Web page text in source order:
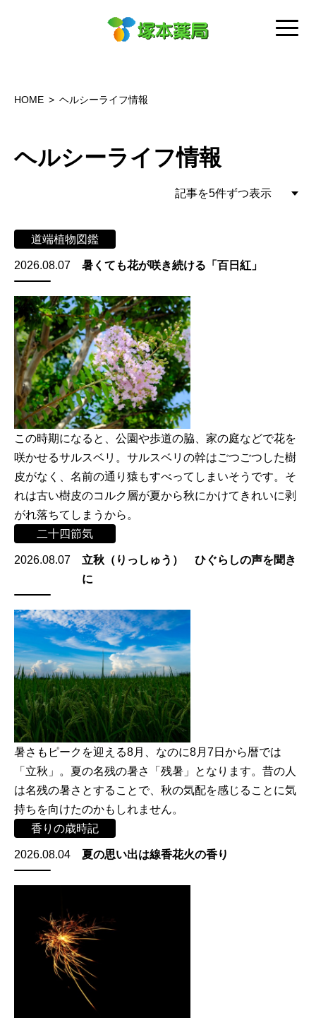
HOME ヘルシーライフ情報
ヘルシーライフ情報
道端植物図鑑
2026.08.07 暑くても花が咲き続ける「百日紅」
この時期になると、公園や歩道の脇、家の庭などで花を
咲かせるサルスベリ。サルスベリの幹はごつごつした樹
皮がなく、名前の通り猿もすべってしまいそうです。そ
れは古い樹皮のコルク層が夏から秋にかけてきれいに剥
がれ落ちてしまうから。
二十四節気
2026.08.07
立秋（りっしゅう） ひぐらしの声を聞き
に
暑さもピークを迎える8月、なのに8月7日から暦では
「立秋」。夏の名残の暑さ「残暑」となります。昔の人
は名残の暑さとすることで、秋の気配を感じることに気
持ちを向けたのかもしれません。
香りの歳時記
2026.08.04 夏の思い出は線香花火の香り